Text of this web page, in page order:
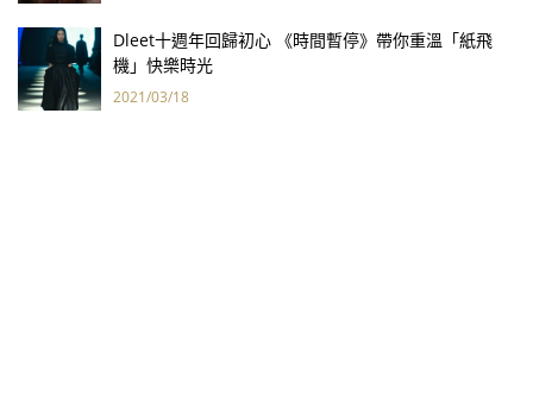
Dleet十週年回歸初心 《時間暫停》帶你重溫「紙飛
機」快樂時光
2021/03/18